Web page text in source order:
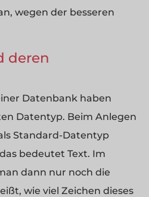
wegen der besseren
deren
Datenbank haben
Datentyp. Beim Anlegen
Standard-Datentyp
bedeutet Text. Im
dann nur noch die
wie viel Zeichen dieses